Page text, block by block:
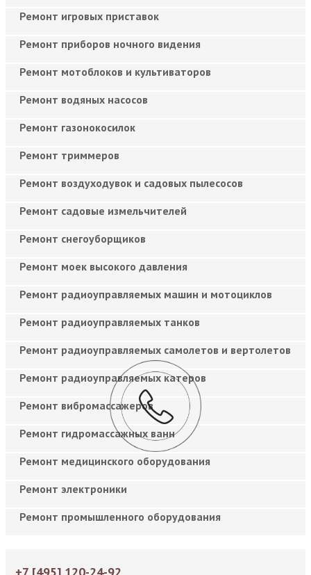
Ремонт игровых приставок
Ремонт приборов ночного видения
Ремонт мотоблоков и культиваторов
Ремонт водяных насосов
Ремонт газонокосилок
Ремонт триммеров
Ремонт воздуходувок и садовых пылесосов
Ремонт садовые измельчителей
Ремонт снегоуборщиков
Ремонт моек высокого давления
Ремонт радиоуправляемых машин и мотоциклов
Ремонт радиоуправляемых танков
Ремонт радиоуправляемых самолетов и вертолетов
Ремонт радиоуправляемых катеров
Ремонт вибромассажеров
Ремонт гидромассажных ванн
Ремонт медицинского оборудования
Ремонт электроники
Ремонт промышленного оборудования